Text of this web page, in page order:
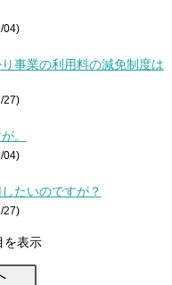
04)
事業の利用料の減免制度は
27)
。
04)
たいのですが？
27)
を表示